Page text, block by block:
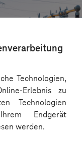
Technologien,
Erlebnis zu
Technologien
Endgerät
werden.
GmbH